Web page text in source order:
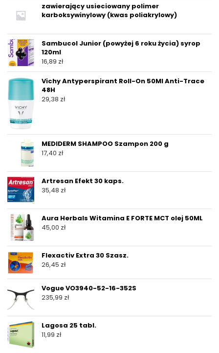
zawierający usieciowany polimer
karboksywinylowy (kwas poliakrylowy)
Sambucol Junior (powyżej 6 roku życia) syrop
120ml
16,89 zł
Vichy Antyperspirant Roll-On 50Ml Anti-Trace
48H
29,38 zł
MEDIDERM SHAMPOO Szampon 200 g
17,40 zł
Artresan Efekt 30 kaps.
35,48 zł
Aura Herbals Witamina E FORTE MCT olej 50ML
45,00 zł
Flexactiv Extra 30 Szasz.
26,45 zł
Vogue VO3940-52-16-352S
235,99 zł
Lagosa 25 tabl.
11,99 zł